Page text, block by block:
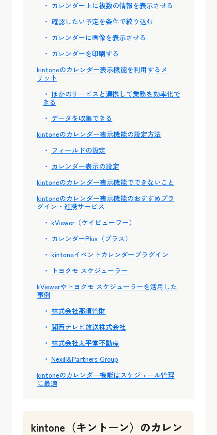
カレンダー上に複数の情報を表示させる
確認したい予定を条件で絞り込む
カレンダーに画像を表示させる
カレンダーを印刷する
kintoneのカレンダー表示機能を利用するメ
リット
ほかのサービスと連携して業務を効率化で
きる
データを収集できる
kintoneのカレンダー表示機能の設定方法
フィールドの設定
カレンダー表示の設定
kintoneのカレンダー表示機能でできないこと
kintoneのカレンダー表示機能のおすすめプラ
グイン・連携サービス
kViewer（ケイビューワー）
カレンダーPlus（プラス）
kintoneイベントカレンダープラグイン
トヨクモ スケジューラー
kViewerやトヨクモ スケジューラーを活用した
事例
株式会社那須管財
関西テレビ放送株式会社
株式会社太平堂不動産
Nexill&Partners Group
kintoneのカレンダー機能はスケジュール管理
に最適
kintone（キントーン）のカレン